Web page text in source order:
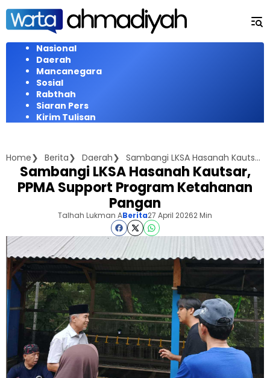
Langsung
konten
Nasional
Daerah
Mancanegara
Sosial
Rabthah
Siaran Pers
Kirim Tulisan
Home Berita Daerah Sambangi LKSA Hasanah Kautsar, PPMA Support Program Ketahanan Pangan
Sambangi LKSA Hasanah Kautsar,
PPMA Support Program Ketahanan
Pangan
Talhah Lukman ABerita27 April 20262 Min